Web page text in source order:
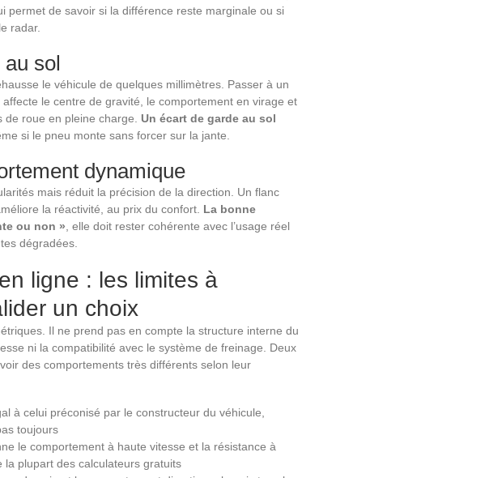
permet de savoir si la différence reste marginale ou si
radar.
sol
le véhicule de quelques millimètres. Passer à un
le centre de gravité, le comportement en virage et
de roue en pleine charge. Un écart de garde au sol
si le pneu monte sans forcer sur la jante.
dynamique
mais réduit la précision de la direction. Un flanc
la réactivité, au prix du confort. La bonne
ou non », elle doit rester cohérente avec l’usage réel
dégradées.
ligne : les limites à
un choix
Il ne prend pas en compte la structure interne du
ni la compatibilité avec le système de freinage. Deux
des comportements très différents selon leur
à celui préconisé par le constructeur du véhicule,
toujours
le comportement à haute vitesse et la résistance à
la plupart des calculateurs gratuits